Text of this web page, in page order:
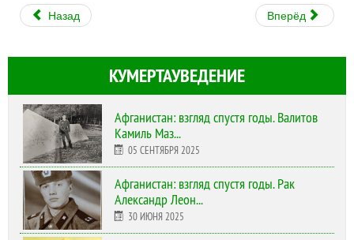
Назад Вперёд
КУМЕРТАУВЕДЕНИЕ
Афганистан: взгляд спустя годы. Валитов
Камиль Маз...
05 СЕНТЯБРЯ 2025
Афганистан: взгляд спустя годы. Рак
Александр Леон...
30 ИЮНЯ 2025